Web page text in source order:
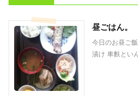
昼ごはん。
今日のお昼ご
漬け 車麩とい